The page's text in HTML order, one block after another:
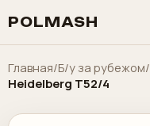
POLMASH
Главная/Б/у за рубежом/
Heidelberg T52/4